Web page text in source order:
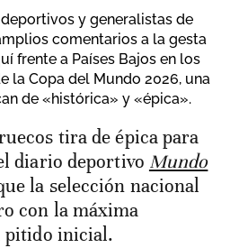
y generalistas de
comentarios a la gesta
frente a Países Bajos en los
la Copa del Mundo 2026, una
de «histórica» y «épica».
diario deportivo Mundo
la selección nacional
con la máxima
pitido inicial.